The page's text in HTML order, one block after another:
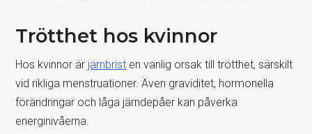
Trötthet hos kvinnor
Hos kvinnor är järnbrist en vanlig orsak till trötthet, särskilt
vid rikliga menstruationer. Även graviditet, hormonella
förändringar och låga järndepåer kan påverka
energinivåerna.